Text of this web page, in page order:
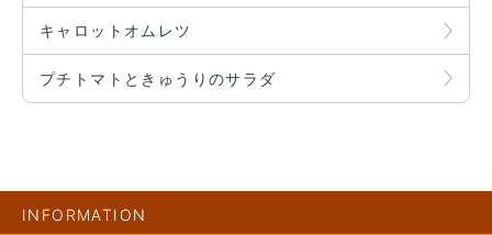
キャロットオムレツ
プチトマトときゅうりのサラダ
INFORMATION